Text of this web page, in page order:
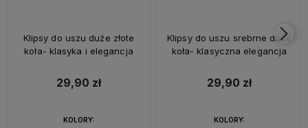
Klipsy do uszu duże złote
koła- klasyka i elegancja
29,90 zł
KOLORY:
Klipsy do uszu srebrne duże
koła- klasyczna elegancja
29,90 zł
KOLORY: